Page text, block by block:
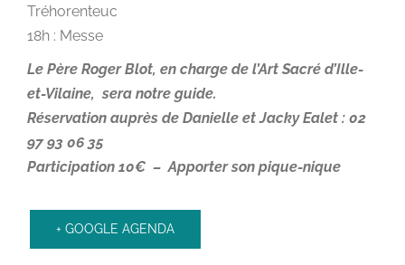
Tréhorenteuc
18h : Messe
Le Père Roger Blot, en charge de l’Art Sacré d’Ille-
et-Vilaine, sera notre guide.
Réservation auprès de Danielle et Jacky Ealet : 02
97 93 06 35
Participation 10€ –Apporter son pique-nique
+ GOOGLE AGENDA